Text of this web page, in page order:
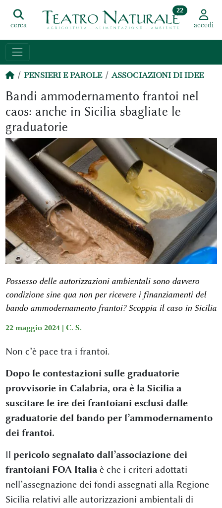
cerca
22
accedi
PENSIERI E PAROLE ASSOCIAZIONI DI IDEE
Bandi ammodernamento frantoi nel
caos: anche in Sicilia sbagliate le
graduatorie
Possesso delle autorizzazioni ambientali sono davvero
condizione sine qua non per ricevere i finanziamenti del
bando ammodernamento frantoi? Scoppia il caso in Sicilia
22 maggio 2024 | C. S.
Non c’è pace tra i frantoi.
Dopo le contestazioni sulle graduatorie
provvisorie in Calabria, ora è la Sicilia a
suscitare le ire dei frantoiani esclusi dalle
graduatorie del bando per l’ammodernamento
dei frantoi.
Il pericolo segnalato dall’associazione dei
frantoiani FOA Italiaè che i criteri adottati
nell’assegnazione dei fondi assegnati alla Regione
Sicilia relativi alle autorizzazioni ambientali di